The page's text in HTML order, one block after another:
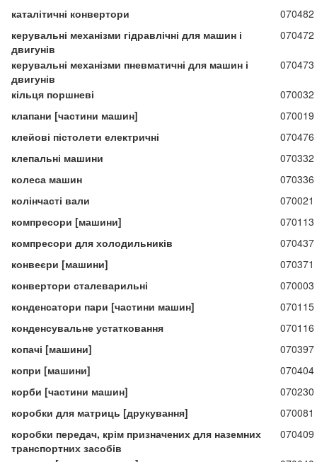
каталітичні конвертори
070482
керувальні механізми гідравлічні для машин і
двигунів
070472
керувальні механізми пневматичні для машин і
двигунів
070473
кільця поршневі
070032
клапани [частини машин]
070019
клейові пістолети електричні
070476
клепальні машини
070332
колеса машин
070336
колінчасті вали
070021
компресори [машини]
070113
компресори для холодильників
070437
конвеєри [машини]
070371
конвертори сталеварильні
070003
конденсатори пари [частини машин]
070115
конденсувальне устатковання
070116
копачі [машини]
070397
копри [машини]
070404
корби [частини машин]
070230
коробки для матриць [друкування]
070081
коробки передач, крім призначених для наземних
транспортних засобів
070409